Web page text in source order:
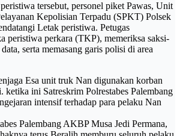
tersebut, personel piket Pawas, Unit
Kepolisian Terpadu (SPKT) Polsek
Letak peristiwa. Petugas
peristiwa perkara (TKP), memeriksa saksi-
serta memasang garis polisi di area
Esa unit truk Nan digunakan korban
ketika ini Satreskrim Polrestabes Palembang
intensif terhadap para pelaku Nan
Palembang AKBP Musa Jedi Permana,